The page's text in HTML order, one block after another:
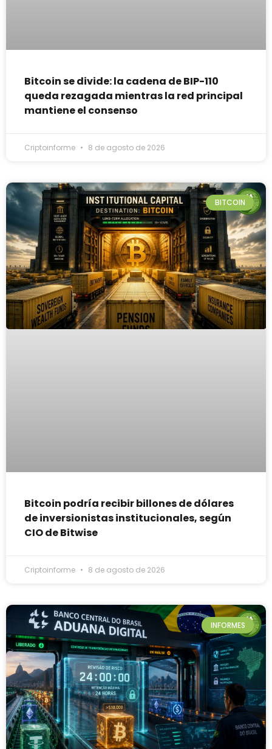
Bitcoin se divide: la cadena de BIP-110
queda rezagada mientras la red principal
mantiene el consenso
Criptoinforme 8 de agosto de 2026
BITCOIN
Bitcoin podría recibir billones de dólares
de inversionistas institucionales, según
CIO de Bitwise
Criptoinforme 8 de agosto de 2026
INFORMES